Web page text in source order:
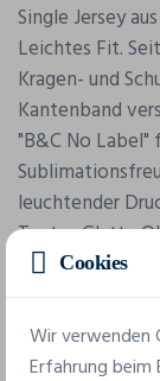
Single Jersey
Leichtes Fit.
Kragen- und
Kantenband
"B&C No Label"
leuchtender
Textur. Glatte
eignet.Cookies
Wir verwenden
Erfahrung beim